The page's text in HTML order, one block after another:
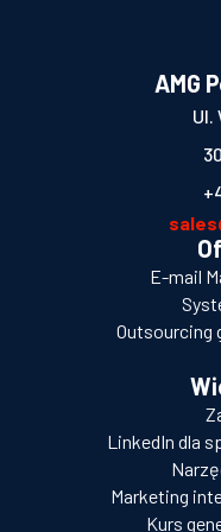
AMG
Ul.
E-mail
Outsourcing
LinkedIn dla
Marketing
Kurs